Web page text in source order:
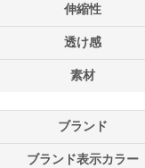
伸縮性
透け感
素材
ブランド
ブランド表示カラー